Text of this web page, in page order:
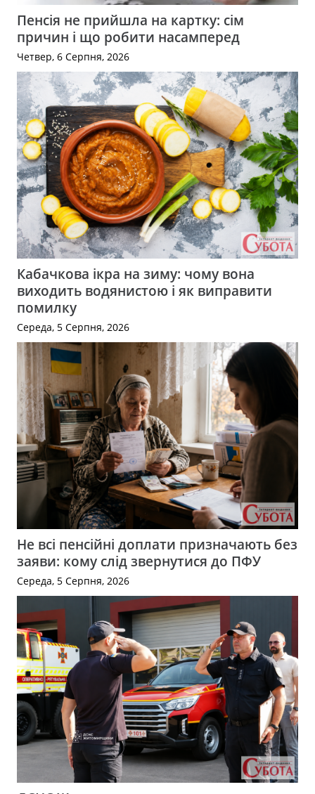
Пенсія не прийшла на картку: сім
причин і що робити насамперед
Четвер, 6 Серпня, 2026
Кабачкова ікра на зиму: чому вона
виходить водянистою і як виправити
помилку
Середа, 5 Серпня, 2026
Не всі пенсійні доплати призначають без
заяви: кому слід звернутися до ПФУ
Середа, 5 Серпня, 2026